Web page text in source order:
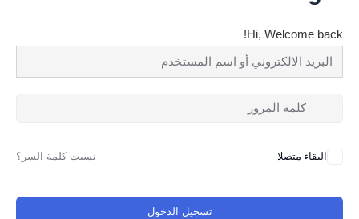
Hi, Welcome back!
البقاء متصلا نسيت كلمة السر؟
تسجيل الدخول